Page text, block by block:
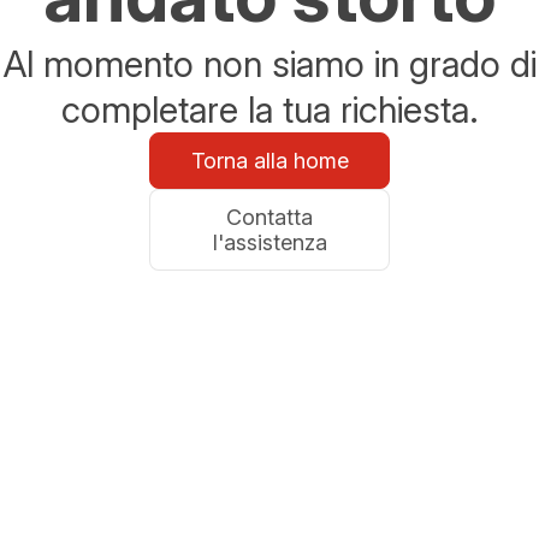
Al momento non siamo in grado di
completare la tua richiesta.
Torna alla home
Contatta
l'assistenza